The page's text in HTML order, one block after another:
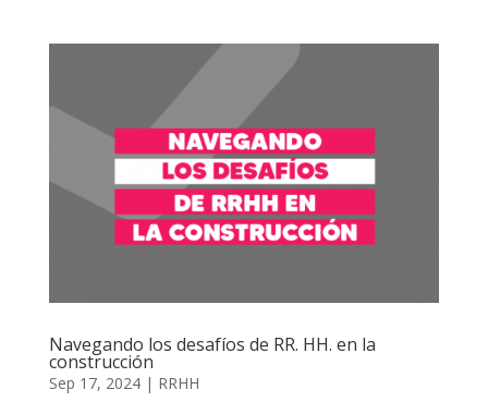
Navegando los desafíos de RR. HH. en la
construcción
Sep 17, 2024| RRHH